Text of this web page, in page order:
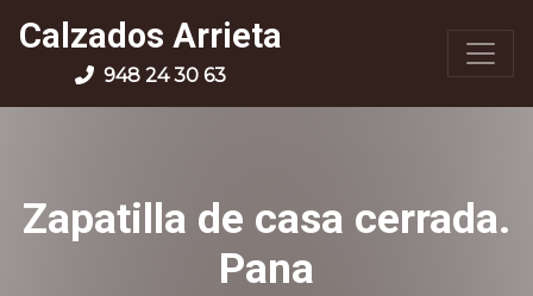
Calzados Arrieta
948 24 30 63
Zapatilla de casa cerrada.
Pana